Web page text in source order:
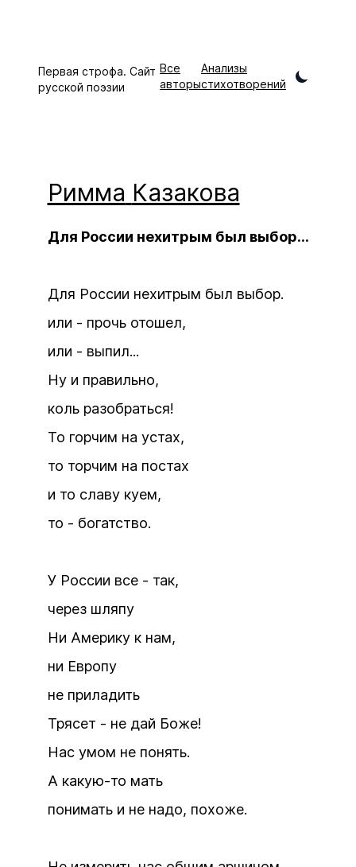
Первая строфа. Сайт
русской поэзии
Все
авторы
Анализы
стихотворений
Римма Казакова
Для России нехитрым был выбор...
Для России нехитрым был выбор.
или - прочь отошел,
или - выпил...
Ну и правильно,
коль разобраться!
То горчим на устах,
то торчим на постах
и то славу куем,
то - богатство.
У России все - так,
через шляпу
Ни Америку к нам,
ни Европу
не приладить
Трясет - не дай Боже!
Нас умом не понять.
А какую-то мать
понимать и не надо, похоже.